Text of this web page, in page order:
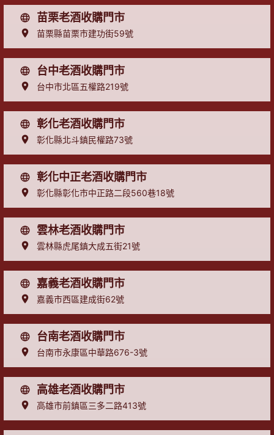
苗栗老酒收購門市
苗栗縣苗栗市建功街59號
台中老酒收購門市
台中市北區五權路219號
彰化老酒收購門市
彰化縣北斗鎮民權路73號
彰化中正老酒收購門市
彰化縣彰化市中正路二段560巷18號
雲林老酒收購門市
雲林縣虎尾鎮大成五街21號
嘉義老酒收購門市
嘉義市西區建成街62號
台南老酒收購門市
台南市永康區中華路676-3號
高雄老酒收購門市
高雄市前鎮區三多二路413號